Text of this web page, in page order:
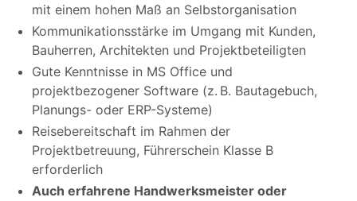
mit einem hohen Maß an Selbstorganisation
Kommunikationsstärke im Umgang mit Kunden,
Bauherren, Architekten und Projektbeteiligten
Gute Kenntnisse in MS Office und
projektbezogener Software (z. B. Bautagebuch,
Planungs- oder ERP-Systeme)
Reisebereitschaft im Rahmen der
Projektbetreuung, Führerschein Klasse B
erforderlich
Auch erfahrene Handwerksmeister oder